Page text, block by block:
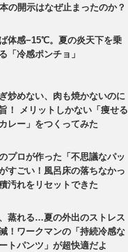
の開示はなぜ止まったのか？
体感−15℃。夏の炎天下を乗
「冷感ポンチョ」
炒めない、肉も焼かないのに
！ メリットしかない「痩せる
レー」をつくってみた
プロが作った「不思議なパッ
すごい！風呂床の落ちなかっ
汚れをリセットできた
蒸れる…夏の外出のストレス
！ワークマンの「持続冷感な
トパンツ」が超快適だよ